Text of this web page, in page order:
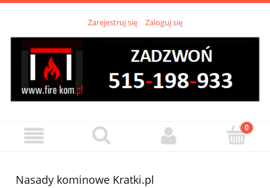
Zarejestruj się Zaloguj się
Nasady kominowe Kratki.pl